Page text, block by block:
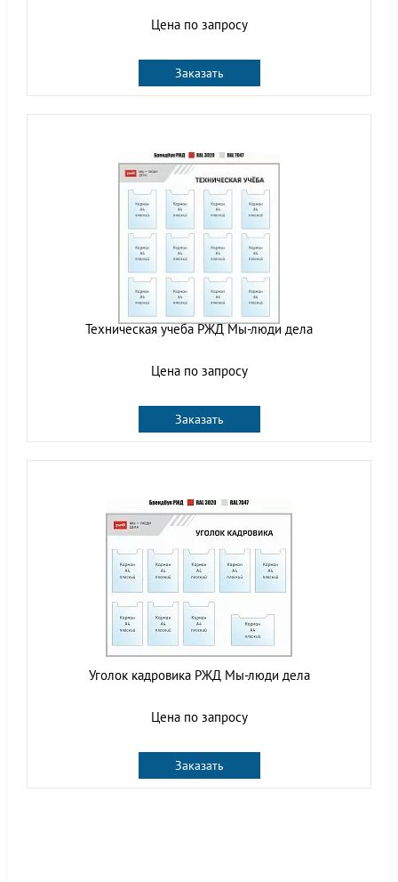
Цена по запросу
Заказать
Техническая учеба РЖД Мы-люди дела
Цена по запросу
Заказать
Уголок кадровика РЖД Мы-люди дела
Цена по запросу
Заказать